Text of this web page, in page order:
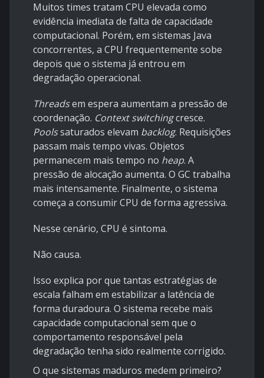
Muitos times tratam CPU elevada como
evidência imediata de falta de capacidade
computacional. Porém, em sistemas Java
concorrentes, a CPU frequentemente sobe
depois que o sistema já entrou em
degradação operacional.
Threadsem espera aumentam a pressão de
coordenação. Context switchingcresce.
Poolssaturados elevam backlog. Requisições
passam mais tempo vivas. Objetos
permanecem mais tempo no heap. A
pressão de alocação aumenta. O GC trabalha
mais intensamente. Finalmente, o sistema
começa a consumir CPU de forma agressiva.
Nesse cenário, CPU é sintoma.
Não causa.
Isso explica por que tantas estratégias de
escala falham em estabilizar a latência de
forma duradoura. O sistema recebe mais
capacidade computacional sem que o
comportamento responsável pela
degradação tenha sido realmente corrigido.
O que sistemas maduros medem primeiro?